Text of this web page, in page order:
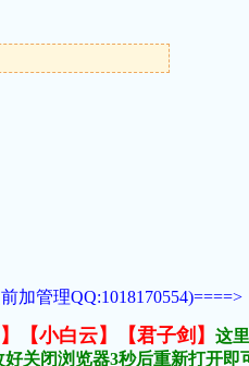
加管理QQ:1018170554)====>
【小白云】【君子剑】
这
关闭浏览器3秒后重新打开即